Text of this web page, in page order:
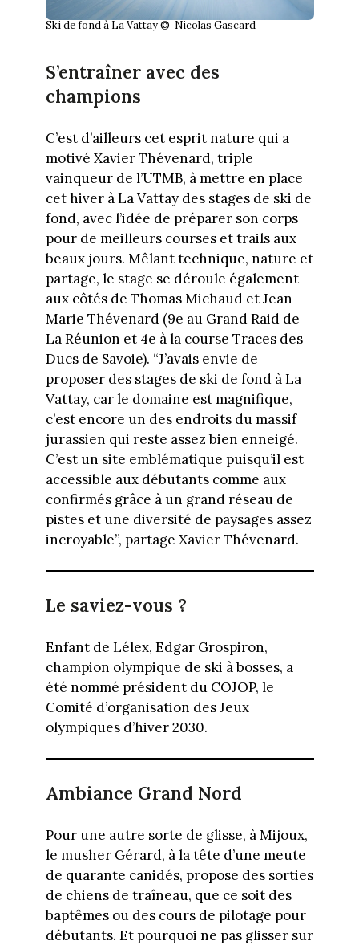
Ski de fond à La Vattay © Nicolas Gascard
S’entraîner avec des
champions
C’est d’ailleurs cet esprit nature qui a
motivé Xavier Thévenard, triple
vainqueur de l’UTMB, à mettre en place
cet hiver à La Vattay des stages de ski de
fond, avec l’idée de préparer son corps
pour de meilleurs courses et trails aux
beaux jours. Mêlant technique, nature et
partage, le stage se déroule également
aux côtés de Thomas Michaud et Jean-
Marie Thévenard (9e au Grand Raid de
La Réunion et 4e à la course Traces des
Ducs de Savoie). “J’avais envie de
proposer des stages de ski de fond à La
Vattay, car le domaine est magnifique,
c’est encore un des endroits du massif
jurassien qui reste assez bien enneigé.
C’est un site emblématique puisqu’il est
accessible aux débutants comme aux
confirmés grâce à un grand réseau de
pistes et une diversité de paysages assez
incroyable”, partage Xavier Thévenard.
Le saviez-vous ?
Enfant de Lélex, Edgar Grospiron,
champion olympique de ski à bosses, a
été nommé président du COJOP, le
Comité d’organisation des Jeux
olympiques d’hiver 2030.
Ambiance Grand Nord
Pour une autre sorte de glisse, à Mijoux,
le musher Gérard, à la tête d’une meute
de quarante canidés, propose des sorties
de chiens de traîneau, que ce soit des
baptêmes ou des cours de pilotage pour
débutants. Et pourquoi ne pas glisser sur